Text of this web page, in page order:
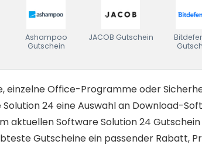
Ashampoo
Gutschein
JACOB Gutschein
einzelne Office-Programme oder
24 eine Auswahl an Download-
aktuellen Software Solution 24
Gutscheine ein passender Rabatt,